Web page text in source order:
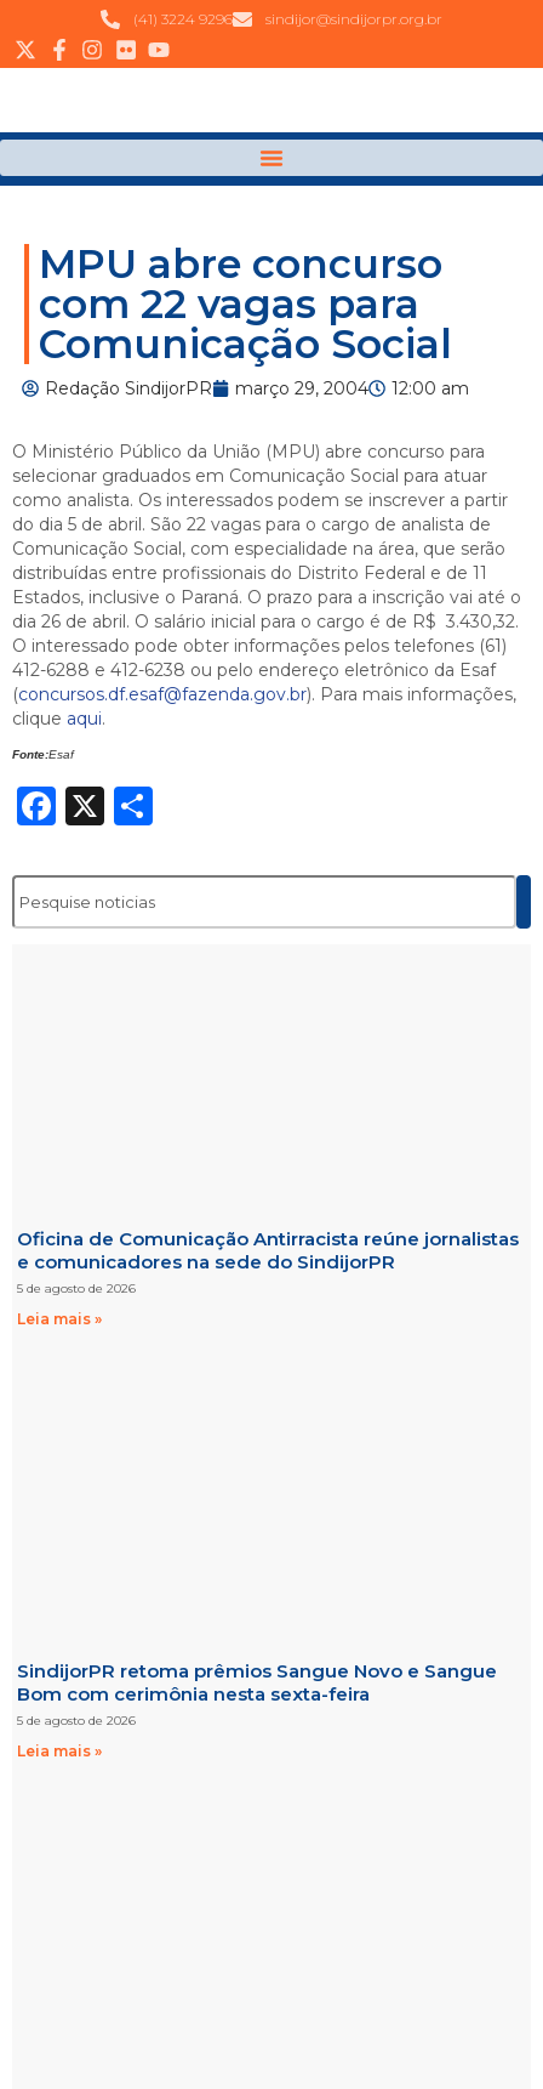
(41) 3224 9296 sindijor@sindijorpr.org.br
MPU abre concurso
com 22 vagas para
Comunicação Social
Redação SindijorPR março 29, 2004 12:00 am
O Ministério Público da União (MPU) abre concurso para
selecionar graduados em Comunicação Social para atuar
como analista. Os interessados podem se inscrever a partir
do dia 5 de abril. São 22 vagas para o cargo de analista de
Comunicação Social, com especialidade na área, que serão
distribuídas entre profissionais do Distrito Federal e de 11
Estados, inclusive o Paraná. O prazo para a inscrição vai até o
dia 26 de abril. O salário inicial para o cargo é de R$ 3.430,32.
O interessado pode obter informações pelos telefones (61)
412-6288 e 412-6238 ou pelo endereço eletrônico da Esaf
(concursos.df.esaf@fazenda.gov.br). Para mais informações,
clique aqui.
Fonte:Esaf
Facebook
X
Oficina de Comunicação Antirracista reúne jornalistas
e comunicadores na sede do SindijorPR
5 de agosto de 2026
Leia mais »
SindijorPR retoma prêmios Sangue Novo e Sangue
Bom com cerimônia nesta sexta-feira
5 de agosto de 2026
Leia mais »